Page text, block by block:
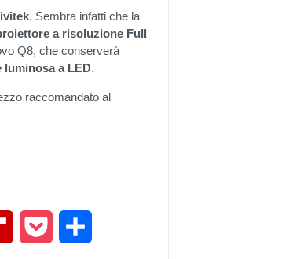
. Sembra infatti che la
a risoluzione Full
Q8, che conserverà
luminosa a LED.
raccomandato al
FlipboardPocket